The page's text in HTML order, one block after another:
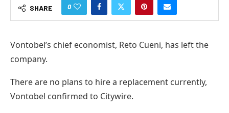
SHARE 0
Vontobel’s chief economist, Reto Cueni, has left the
company.
There are no plans to hire a replacement currently,
Vontobel confirmed to Citywire.